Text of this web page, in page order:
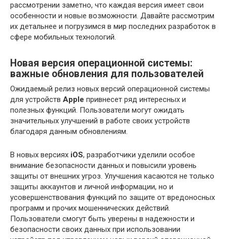
рассмотрении заметно, что каждая версия имеет свои
особенности и новые возможности. Давайте рассмотрим
их детальнее и погрузимся в мир последних разработок в
сфере мобильных технологий.
Новая версия операционной системы:
важные обновления для пользователей
Ожидаемый релиз новых версий операционной системы
для устройств Apple привнесет ряд интересных и
полезных функций. Пользователи могут ожидать
значительных улучшений в работе своих устройств
благодаря данным обновлениям.
В новых версиях iOS, разработчики уделили особое
внимание безопасности данных и повысили уровень
защиты от внешних угроз. Улучшения касаются не только
защиты аккаунтов и личной информации, но и
усовершенствования функций по защите от вредоносных
программ и прочих мошеннических действий.
Пользователи смогут быть уверены в надежности и
безопасности своих данных при использовании